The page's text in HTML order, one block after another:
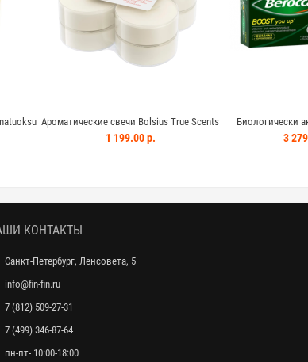
Ароматические свечи Bolsius True Scents
ваниль - слоновая кость 8 шт
1 199.00 р.
Биологически
3
КОНТАКТЫ
Санкт-Петербург, Ленсовета, 5
info@fin-fin.ru
7 (812) 509-27-31
7 (499) 346-87-64
пн-пт- 10:00-18:00